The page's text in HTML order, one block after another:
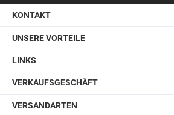
KONTAKT
UNSERE VORTEILE
LINKS
VERKAUFSGESCHÄFT
VERSANDARTEN